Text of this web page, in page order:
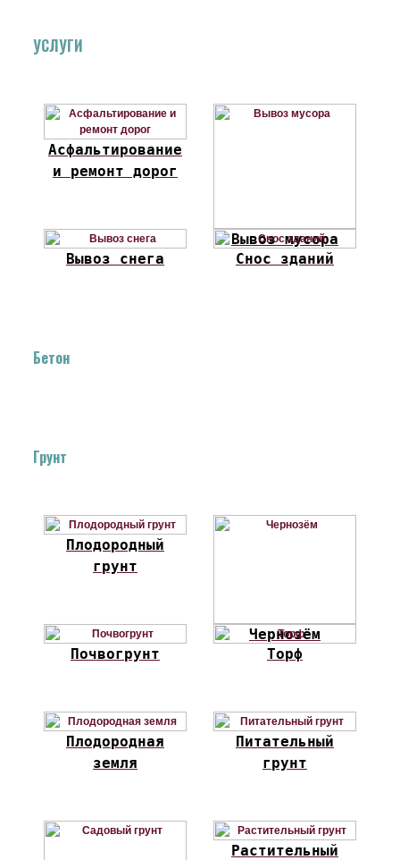
УСЛУГИ
Асфальтирование
и ремонт дорог
Вывоз мусора
Вывоз снега
Снос зданий
Бетон
Грунт
Плодородный
грунт
Чернозём
Почвогрунт
Торф
Плодородная
земля
Питательный
грунт
Растительный